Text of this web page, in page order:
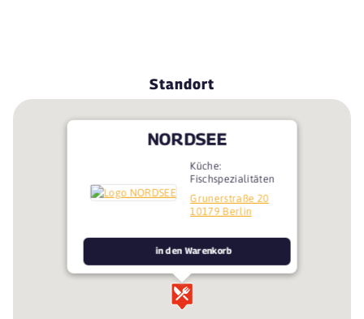
Standort
NORDSEE
Küche:
Fischspezialitäten
Grunerstraße 20
10179 Berlin
in den Warenkorb